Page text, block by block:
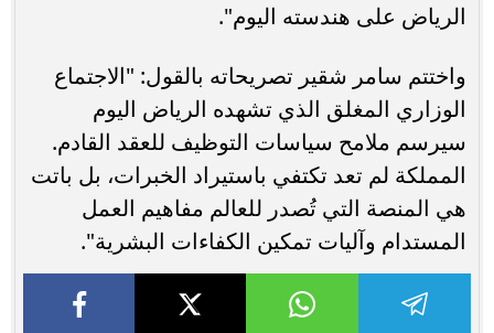
الرياض على هندسته اليوم".
واختتم سامر شقير تصريحاته بالقول: "الاجتماع
الوزاري المغلق الذي تشهده الرياض اليوم
سيرسم ملامح سياسات التوظيف للعقد القادم.
المملكة لم تعد تكتفي باستيراد الخبرات، بل باتت
هي المنصة التي تُصدر للعالم مفاهيم العمل
المستدام وآليات تمكين الكفاءات البشرية".